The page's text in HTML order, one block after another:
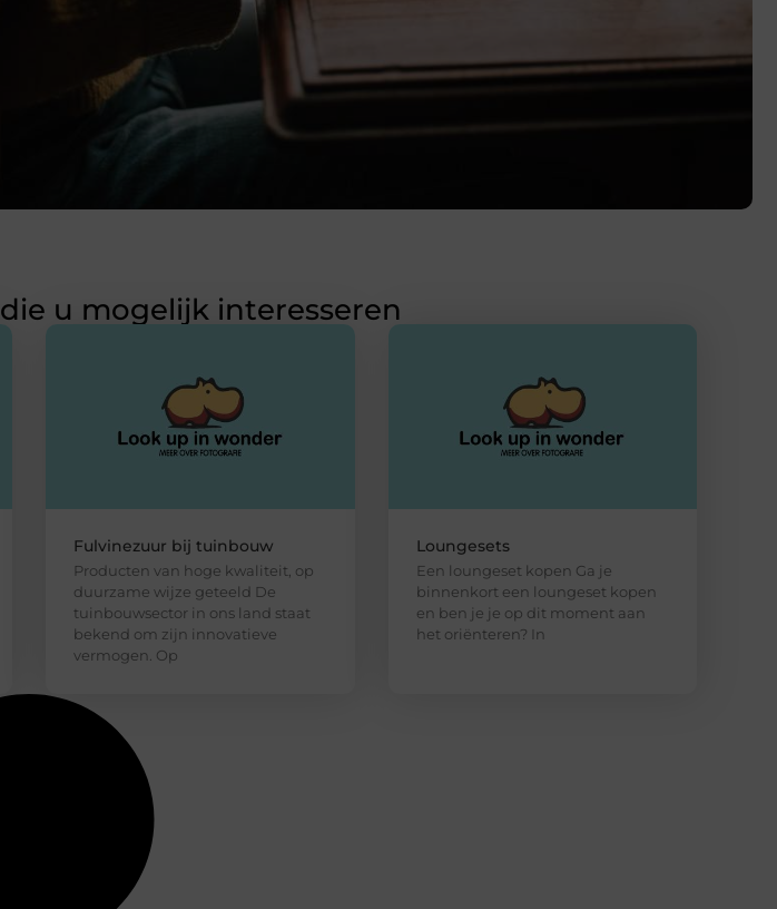
die u mogelijk interesseren
Fulvinezuur bij tuinbouw
Producten van hoge kwaliteit, op
duurzame wijze geteeld De
tuinbouwsector in ons land staat
bekend om zijn innovatieve
vermogen. Op
Loungesets
Een loungeset kopen Ga je
binnenkort een loungeset kopen
en ben je je op dit moment aan
het oriënteren? In